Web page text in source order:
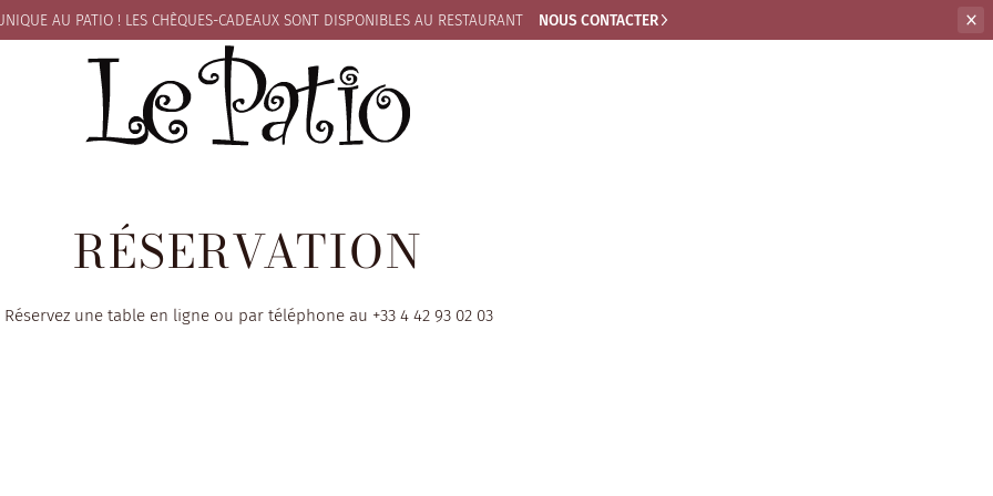
AU PATIO ! LES CHÈQUES-CADEAUX SONT DISPONIBLES AU RESTAURANT NOUS CONTACTER
RÉSERVATION
Réservez une table en ligne ou par téléphone au +33 4 42 93 02 03